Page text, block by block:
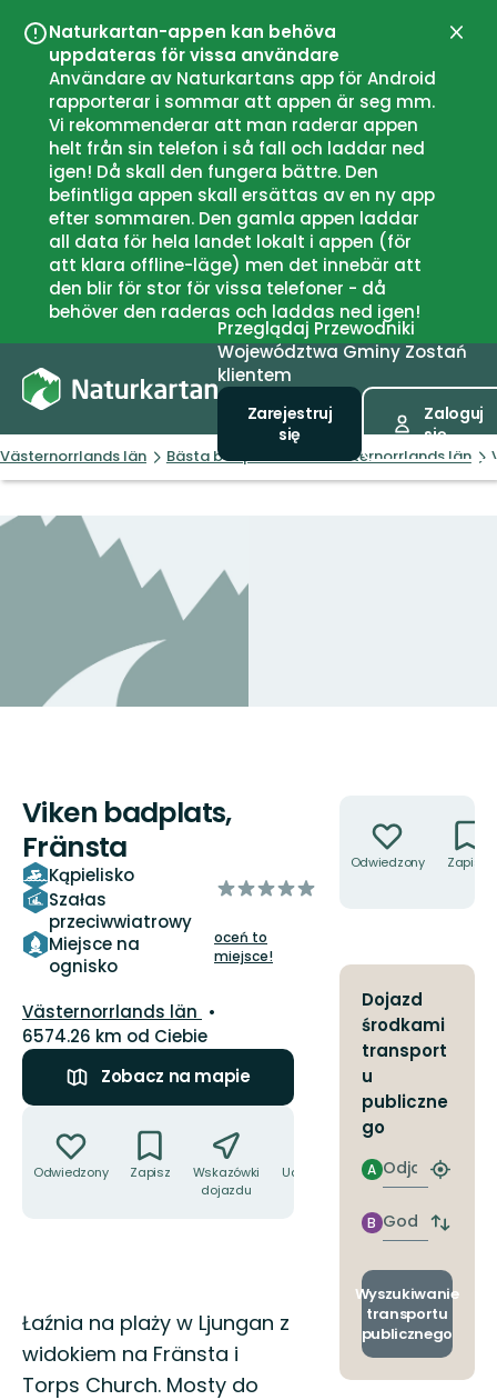
Naturkartan-appen kan behöva
uppdateras för vissa användare
Användare av Naturkartans app för Android
rapporterar i sommar att appen är seg mm.
Vi rekommenderar att man raderar appen
helt från sin telefon i så fall och laddar ned
igen! Då skall den fungera bättre. Den
befintliga appen skall ersättas av en ny app
efter sommaren. Den gamla appen laddar
all data för hela landet lokalt i appen (för
att klara offline-läge) men det innebär att
den blir för stor för vissa telefoner - då
behöver den raderas och laddas ned igen!
Przeglądaj Przewodniki
Województwa Gminy Zostań
klientem
Zarejestruj
się
Zaloguj
się
Västernorrlands län Bästa badplatserna i Västernorrlands län
Viken badplats,
Fränsta
Kąpielisko
Szałas
przeciwwiatrowy
Miejsce na
ognisko
z
gwiazdek
oceń to
miejsce!
Województwo:
Västernorrlands län
6574.26 km od Ciebie
Zobacz na mapie
Odwiedzony Zapisz
Wskazówki
dojazdu
Udostępnij
Opis
Łaźnia na plaży w Ljungan z
widokiem na Fränsta i
Torps Church. Mosty do
Odwiedzony Zapisz
Dojazd
środkami
transport
u
publiczne
go
Odjazd
A
Znajdź
Godzinie
przyjazdu
B
Zmiana
i
Wyszukiwanie
transportu
publicznego